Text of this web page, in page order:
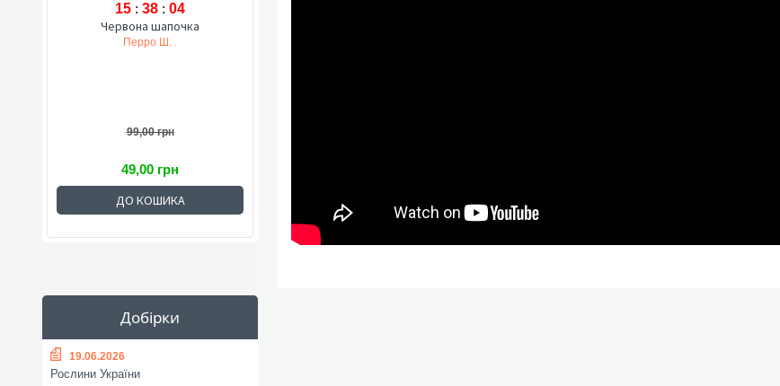
15 : 38 : 03
Червона шапочка
Перро Ш. .
99,00 грн
49,00 грн
ДО КОШИКА
Добірки
19.06.2026
Рослини України